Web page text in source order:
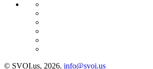
© SVOI.us, 2026. info@svoi.us